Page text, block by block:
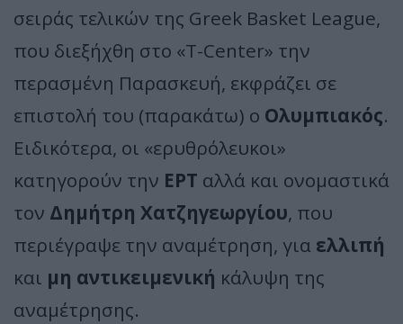
σειράς τελικών της Greek Basket League,
που διεξήχθη στο «T-Center» την
περασμένη Παρασκευή, εκφράζει σε
επιστολή του (παρακάτω) ο Ολυμπιακός.
Ειδικότερα, οι «ερυθρόλευκοι»
κατηγορούν την ΕΡΤ αλλά και ονομαστικά
τον Δημήτρη Χατζηγεωργίου, που
περιέγραψε την αναμέτρηση, για ελλιπή
και μη αντικειμενική κάλυψη της
αναμέτρησης.